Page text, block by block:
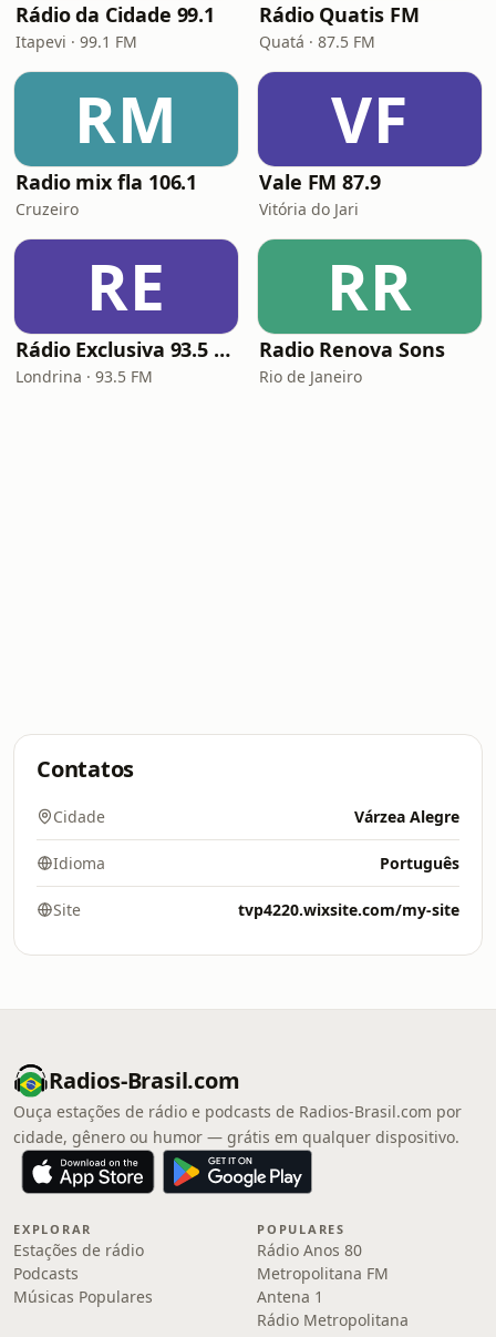
Rádio da Cidade 99.1
Itapevi · 99.1 FM
Rádio Quatis FM
Quatá · 87.5 FM
RM
Radio mix fla 106.1
Cruzeiro
VF
Vale FM 87.9
Vitória do Jari
RE
Rádio Exclusiva 93.5 FM
Londrina · 93.5 FM
RR
Radio Renova Sons
Rio de Janeiro
Contatos
Cidade Várzea Alegre
Idioma Português
Site tvp4220.wixsite.com/my-site
Radios-Brasil.com
Ouça estações de rádio e podcasts de Radios-Brasil.com por
cidade, gênero ou humor — grátis em qualquer dispositivo.
EXPLORAR
Estações de rádio
Podcasts
Músicas Populares
POPULARES
Rádio Anos 80
Metropolitana FM
Antena 1
Rádio Metropolitana